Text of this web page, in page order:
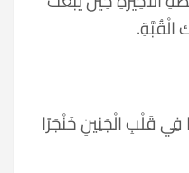
قَلْبِ الْجَنِينِ خَنْجَرًا